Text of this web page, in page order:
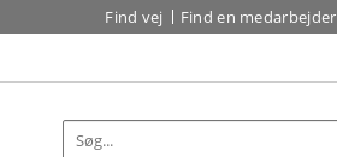
Find vej Find en medarbejder